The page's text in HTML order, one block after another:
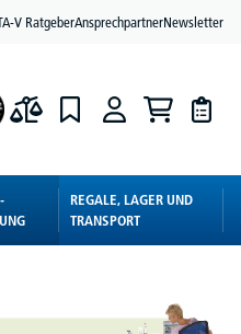
V RatgeberAnsprechpartnerNewsletter
REGALE, LAGER UND
TRANSPORT